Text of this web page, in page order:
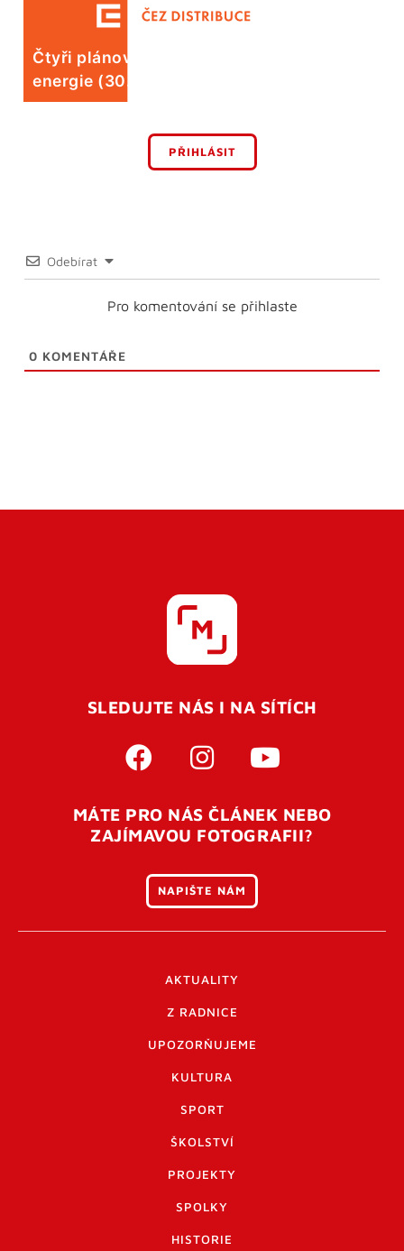
Čtyři plánované odstávky elektrické
energie (30. 7.)
PŘIHLÁSIT
Odebírat
Pro komentování se přihlaste
0 KOMENTÁŘE
SLEDUJTE NÁS I NA SÍTÍCH
MÁTE PRO NÁS ČLÁNEK NEBO
ZAJÍMAVOU FOTOGRAFII?
NAPIŠTE NÁM
AKTUALITY
Z RADNICE
UPOZORŇUJEME
KULTURA
SPORT
ŠKOLSTVÍ
PROJEKTY
SPOLKY
HISTORIE